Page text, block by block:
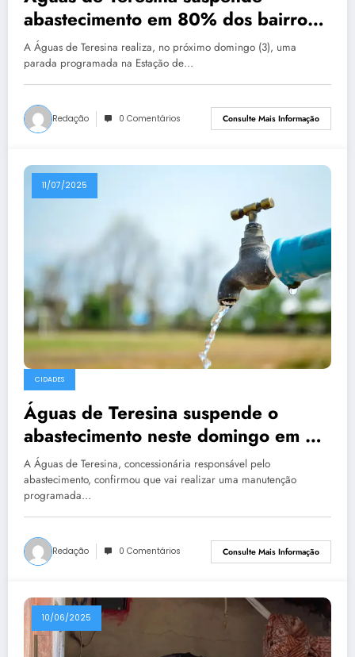
abastecimento em 80% dos bairros
neste domingo
A Águas de Teresina realiza, no próximo domingo (3), uma
parada programada na Estação de…
Redação 0 Comentários Consulte Mais Informação
11/07/2025
CIDADES
Águas de Teresina suspende o
abastecimento neste domingo em 30
bairros da zona Leste
A Águas de Teresina, concessionária responsável pelo
abastecimento, confirmou que vai realizar uma manutenção
programada…
Redação 0 Comentários Consulte Mais Informação
10/06/2025